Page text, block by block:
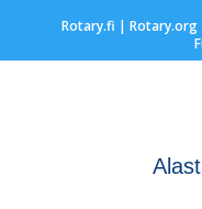
Rotary.fi | Rotary.org